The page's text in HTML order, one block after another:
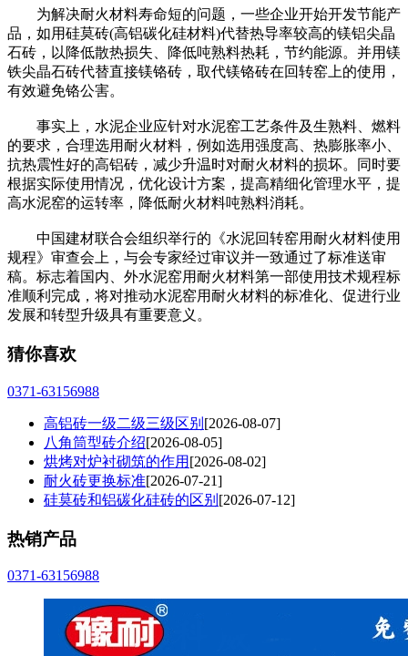
为解决耐火材料寿命短的问题，一些企业开始开发节能产
品，如用硅莫砖(高铝碳化硅材料)代替热导率较高的镁铝尖晶
石砖，以降低散热损失、降低吨熟料热耗，节约能源。并用镁
铁尖晶石砖代替直接镁铬砖，取代镁铬砖在回转窑上的使用，
有效避免铬公害。
事实上，水泥企业应针对水泥窑工艺条件及生熟料、燃料
的要求，合理选用耐火材料，例如选用强度高、热膨胀率小、
抗热震性好的高铝砖，减少升温时对耐火材料的损坏。同时要
根据实际使用情况，优化设计方案，提高精细化管理水平，提
高水泥窑的运转率，降低耐火材料吨熟料消耗。
中国建材联合会组织举行的《水泥回转窑用耐火材料使用
规程》审查会上，与会专家经过审议并一致通过了标准送审
稿。标志着国内、外水泥窑用耐火材料第一部使用技术规程标
准顺利完成，将对推动水泥窑用耐火材料的标准化、促进行业
发展和转型升级具有重要意义。
猜你喜欢
0371-63156988
高铝砖一级二级三级区别 [2026-08-07]
八角筒型砖介绍[2026-08-05]
烘烤对炉衬砌筑的作用 [2026-08-02]
耐火砖更换标准[2026-07-21]
硅莫砖和铝碳化硅砖的区别 [2026-07-12]
热销产品
0371-63156988